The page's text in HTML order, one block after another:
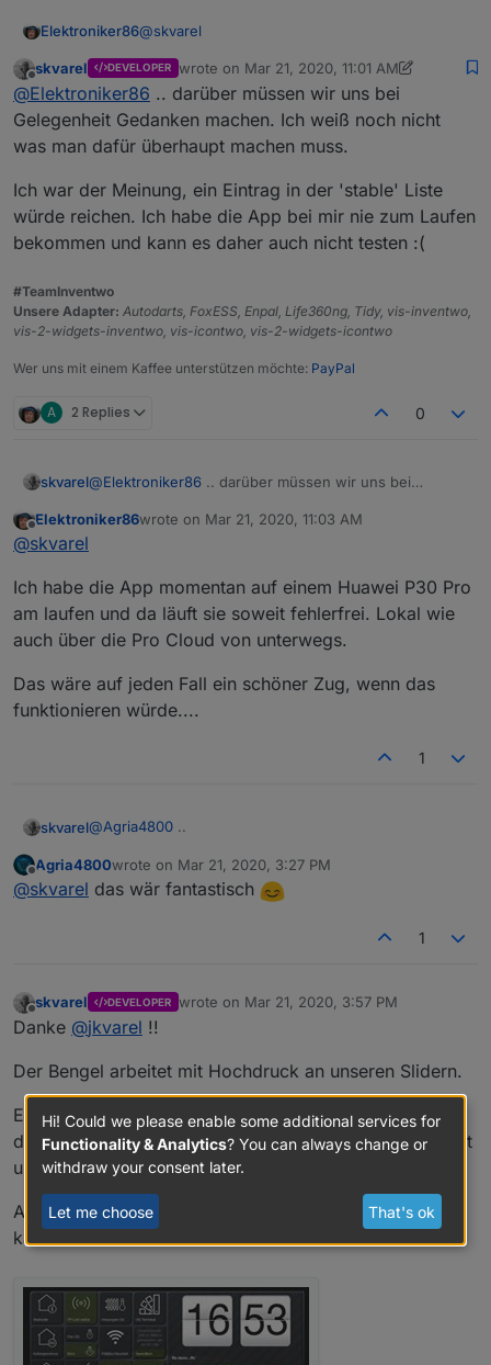
einstellbar, wie bei unseren Widgets)
Bordmittel .. allerdings mit Transparenz, spiegeln der
Icons und invertieren der Fabe )
Vorhandenen.
Elektroniker86@skvarel
Wird dein Widget set dann auch in der ioBroker
Vis App für Android integriert?
Offline
skvarel DEVELOPER wrote on Mar 21, 2020, 11:01 AM
last edited by skvarelMar 21, 2020, 12:36 PM
@Elektroniker86 .. darüber müssen wir uns bei
Gelegenheit Gedanken machen. Ich weiß noch nicht
was man dafür überhaupt machen muss.
Ich war der Meinung, ein Eintrag in der 'stable' Liste
würde reichen. Ich habe die App bei mir nie zum Laufen
bekommen und kann es daher auch nicht testen :(
#TeamInventwo
Unsere Adapter: Autodarts, FoxESS, Enpal, Life360ng, Tidy, vis-inventwo,
vis-2-widgets-inventwo, vis-icontwo, vis-2-widgets-icontwo
Wer uns mit einem Kaffee unterstützen möchte: PayPal
A 2 Replies 0
skvarel@Elektroniker86 .. darüber müssen wir uns bei
was man dafür überhaupt machen muss.
Ich war der Meinung, ein Eintrag in der 'stable' Liste
testen :(
Offline
Elektroniker86wrote on Mar 21, 2020, 11:03 AM
last edited by
@skvarel
Ich habe die App momentan auf einem Huawei P30 Pro
am laufen und da läuft sie soweit fehlerfrei. Lokal wie
auch über die Pro Cloud von unterwegs.
Das wäre auf jeden Fall ein schöner Zug, wenn das
funktionieren würde....
1
skvarel@Agria4800 ..
Wir schauen mal, ob wir da was machen können ;)
Offline
Agria4800wrote on Mar 21, 2020, 3:27 PM
last edited by
@skvarel das wär fantastisch
1
Offline
skvarel DEVELOPER wrote on Mar 21, 2020, 3:57 PM
last edited by
Danke @jkvarel !!
Der Bengel arbeitet mit Hochdruck an unseren Slidern.
Ein kleiner Vorgeschmack ....... Eine Beschriftung für
den Slider-Titel, Min. und Max. Werte werden angezeigt
und auch der aktuelle Wert.
Alles natürlich optional. Wer es ohne Texte möchte,
kann es einfach abwählen.
Hi! Could we please enable some additional services for
Functionality & Analytics? You can always change or
withdraw your consent later.
Let me choose That's ok